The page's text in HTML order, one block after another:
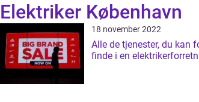
Elektriker København
18 november 2022
Alle de tjenester, du kan
finde i en